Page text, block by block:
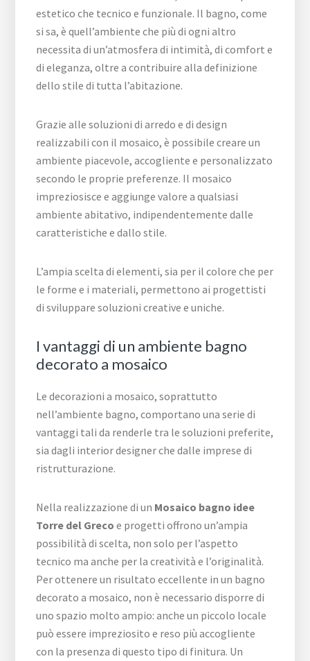
estetico che tecnico e funzionale. Il bagno, come
si sa, è quell’ambiente che più di ogni altro
necessita di un’atmosfera di intimità, di comfort e
di eleganza, oltre a contribuire alla definizione
dello stile di tutta l’abitazione.
Grazie alle soluzioni di arredo e di design
realizzabili con il mosaico, è possibile creare un
ambiente piacevole, accogliente e personalizzato
secondo le proprie preferenze. Il mosaico
impreziosisce e aggiunge valore a qualsiasi
ambiente abitativo, indipendentemente dalle
caratteristiche e dallo stile.
L’ampia scelta di elementi, sia per il colore che per
le forme e i materiali, permettono ai progettisti
di sviluppare soluzioni creative e uniche.
I vantaggi di un ambiente bagno
decorato a mosaico
Le decorazioni a mosaico, soprattutto
nell’ambiente bagno, comportano una serie di
vantaggi tali da renderle tra le soluzioni preferite,
sia dagli interior designer che dalle imprese di
ristrutturazione.
Nella realizzazione di un Mosaico bagno idee
Torre del Greco e progetti offrono un’ampia
possibilità di scelta, non solo per l’aspetto
tecnico ma anche per la creatività e l’originalità.
Per ottenere un risultato eccellente in un bagno
decorato a mosaico, non è necessario disporre di
uno spazio molto ampio: anche un piccolo locale
può essere impreziosito e reso più accogliente
con la presenza di questo tipo di finitura. Un